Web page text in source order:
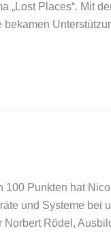
„Lost Places“. Mit
Punkten hat
und Systeme
Norbert Rödel,